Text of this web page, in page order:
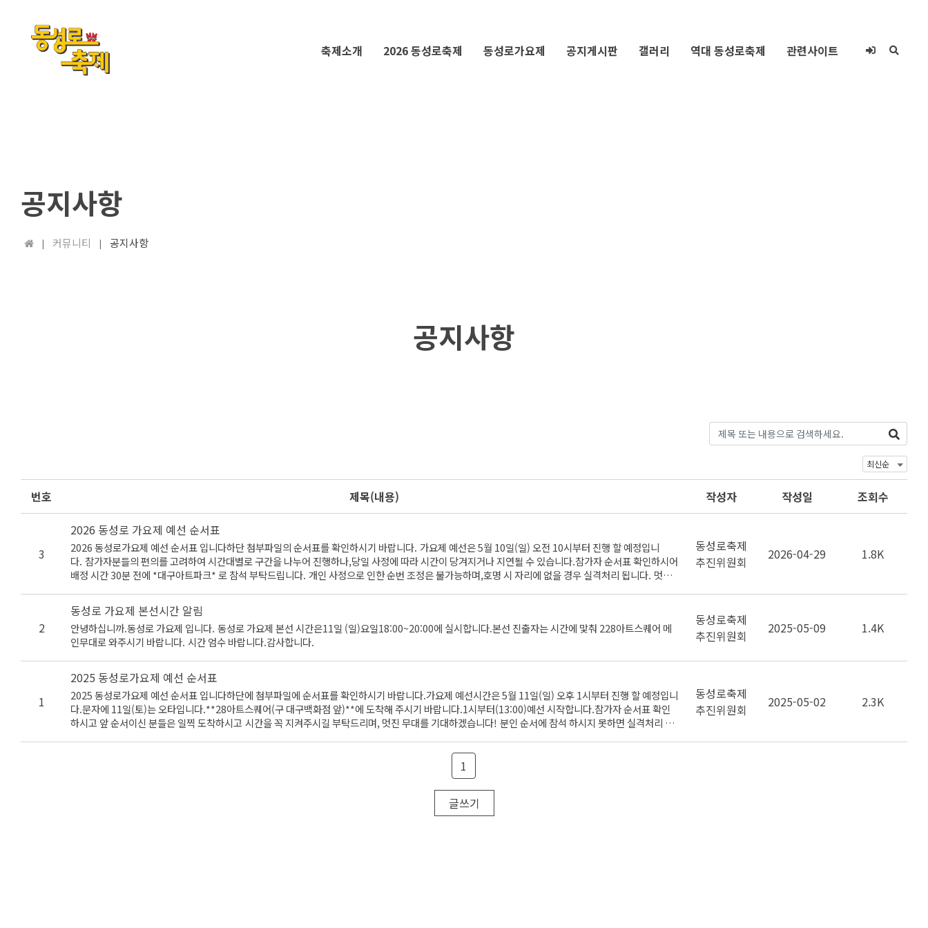
축제소개 2026 동성로축제 동성로가요제 공지게시판 갤러리 역대 동성로축제 관련사이트
공지사항
| 커뮤니티 | 공지사항
공지사항
번호 제목(내용) 작성자 작성일 조회수
3
2026 동성로 가요제 예선 순서표
2026 동성로가요제 예선 순서표 입니다하단 첨부파일의 순서표를 확인하시기 바랍니다. 가요제 예선은 5월 10일(일) 오전 10시부터 진행 할 예정입니
다. 참가자분들의 편의를 고려하여 시간대별로 구간을 나누어 진행하나,당일 사정에 따라 시간이 당겨지거나 지연될 수 있습니다.참가자 순서표 확인하시어
배정 시간 30분 전에 *대구아트파크* 로 참석 부탁드립니다. 개인 사정으로 인한 순번 조정은 불가능하며,호명 시 자리에 없을 경우 실격처리 됩니다. 멋진
동성로축제
추진위원회
2026-04-29 1.8K
2
동성로 가요제 본선시간 알림
안녕하십니까.동성로 가요제 입니다. 동성로 가요제 본선 시간은11일 (일)요일18:00~20:00에 실시합니다.본선 진출자는 시간에 맟춰 228아트스퀘어 메
인무대로 와주시기 바랍니다. 시간 엄수 바랍니다.감사합니다.
동성로축제
추진위원회
2025-05-09 1.4K
1
2025 동성로가요제 예선 순서표
2025 동성로가요제 예선 순서표 입니다하단에 첨부파일에 순서표를 확인하시기 바랍니다.가요제 예선시간은 5월 11일(일) 오후 1시부터 진행 할 예정입니
다.문자에 11일(토)는 오타입니다.**28아트스퀘어(구 대구백화점 앞)**에 도착해 주시기 바랍니다.1시부터(13:00)예선 시작합니다.참가자 순서표 확인
하시고 앞 순서이신 분들은 일찍 도착하시고 시간을 꼭 지켜주시길 부탁드리며, 멋진 무대를 기대하겠습니다! 분인 순서에 참석 하시지 못하면 실격처리 됩
동성로축제
추진위원회
2025-05-02 2.3K
1
글쓰기